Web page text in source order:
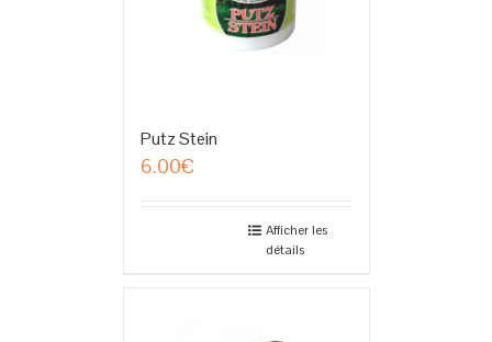
Putz Stein
6.00€
Afficher les
détails